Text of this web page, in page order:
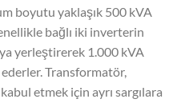
boyutu yaklaşık 500 kVA
bağlı iki inverterin
yerleştirerek 1.000 kVA
Transformatör,
etmek için ayrı sargılara